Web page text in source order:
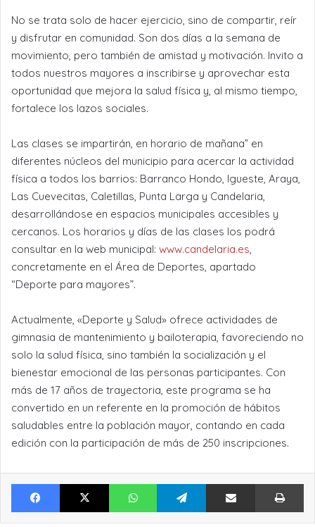
No se trata solo de hacer ejercicio, sino de compartir, reír
y disfrutar en comunidad. Son dos días a la semana de
movimiento, pero también de amistad y motivación. Invito a
todos nuestros mayores a inscribirse y aprovechar esta
oportunidad que mejora la salud física y, al mismo tiempo,
fortalece los lazos sociales.
Las clases se impartirán, en horario de mañana” en
diferentes núcleos del municipio para acercar la actividad
física a todos los barrios: Barranco Hondo, Igueste, Araya,
Las Cuevecitas, Caletillas, Punta Larga y Candelaria,
desarrollándose en espacios municipales accesibles y
cercanos. Los horarios y días de las clases los podrá
consultar en la web municipal: www.candelaria.es,
concretamente en el Área de Deportes, apartado
“Deporte para mayores”.
Actualmente, «Deporte y Salud» ofrece actividades de
gimnasia de mantenimiento y bailoterapia, favoreciendo no
solo la salud física, sino también la socialización y el
bienestar emocional de las personas participantes. Con
más de 17 años de trayectoria, este programa se ha
convertido en un referente en la promoción de hábitos
saludables entre la población mayor, contando en cada
edición con la participación de más de 250 inscripciones.
Facebook X WhatsApp Telegram Compartir por Email